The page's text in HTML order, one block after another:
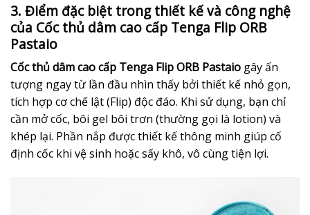
3. Điểm đặc biệt trong thiết kế và công nghệ
của Cốc thủ dâm cao cấp Tenga Flip ORB
Pastaio
Cốc thủ dâm cao cấp Tenga Flip ORB Pastaio gây ấn
tượng ngay từ lần đầu nhìn thấy bởi thiết kế nhỏ gọn,
tích hợp cơ chế lật (Flip) độc đáo. Khi sử dụng, bạn chỉ
cần mở cốc, bôi gel bôi trơn (thường gọi là lotion) và
khép lại. Phần nắp được thiết kế thông minh giúp cố
định cốc khi vệ sinh hoặc sấy khô, vô cùng tiện lợi.